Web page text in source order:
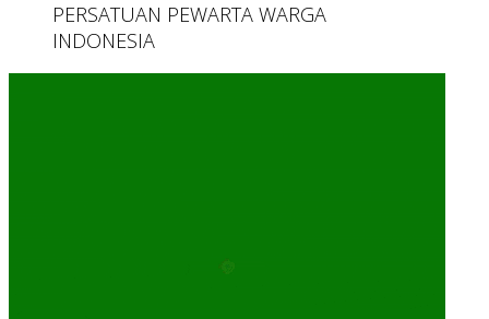
PERSATUAN PEWARTA WARGA
INDONESIA